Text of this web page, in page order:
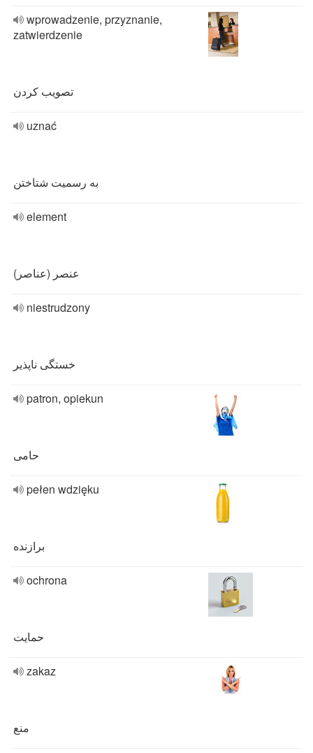
wprowadzenie, przyznanie,
zatwierdzenie
تصویب کردن
uznać
به رسمیت شتاختن
element
عنصر (عناصر)
niestrudzony
خستگی ناپذیر
patron, opiekun
حامی
pełen wdzięku
برازنده
ochrona
حمایت
zakaz
منع